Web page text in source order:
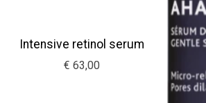
Intensive retinol serum
€ 63,00